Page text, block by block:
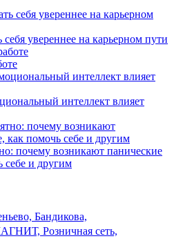
увереннее на карьерном пути
интеллект влияет
почему возникают панические
себе и другим
Бандикова,
Розничная сеть,